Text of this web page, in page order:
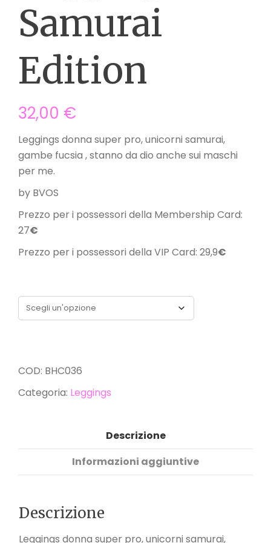
Samurai
Edition
32,00 €
Leggings donna super pro, unicorni samurai,
gambe fucsia , stanno da dio anche sui maschi
per me.
by BVOS
Prezzo per i possessori della Membership Card:
27€
Prezzo per i possessori della VIP Card: 29,9€
COD: BHC036
Categoria: Leggings
Descrizione
Informazioni aggiuntive
Descrizione
Leggings donna super pro, unicorni samurai,